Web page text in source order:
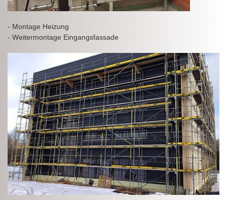
- Montage Heizung
- Weitermontage Eingangsfassade